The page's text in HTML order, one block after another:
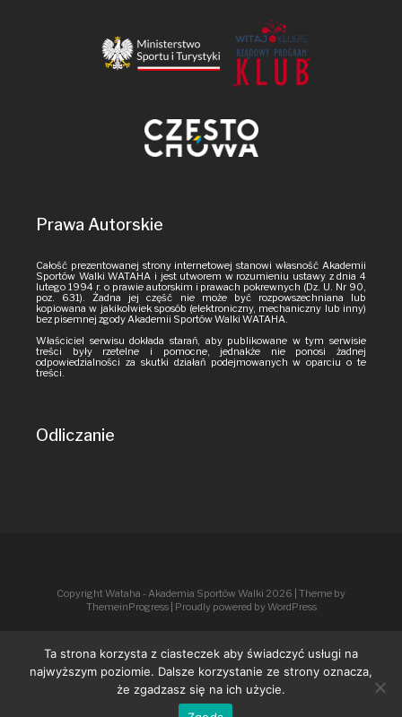
Prawa Autorskie
Całość prezentowanej strony internetowej stanowi własność Akademii
Sportów Walki WATAHA i jest utworem w rozumieniu ustawy z dnia 4
lutego 1994 r. o prawie autorskim i prawach pokrewnych (Dz. U. Nr 90,
poz. 631). Żadna jej część nie może być rozpowszechniana lub
kopiowana w jakikolwiek sposób (elektroniczny, mechaniczny lub inny)
bez pisemnej zgody Akademii Sportów Walki WATAHA.
Właściciel serwisu dokłada starań, aby publikowane w tym serwisie
treści były rzetelne i pomocne, jednakże nie ponosi żadnej
odpowiedzialności za skutki działań podejmowanych w oparciu o te
treści.
Odliczanie
Copyright Wataha - Akademia Sportów Walki 2026 | Theme by
ThemeinProgress
| Proudly powered by WordPress
Ta strona korzysta z ciasteczek aby świadczyć usługi na
najwyższym poziomie. Dalsze korzystanie ze strony oznacza,
że zgadzasz się na ich użycie.